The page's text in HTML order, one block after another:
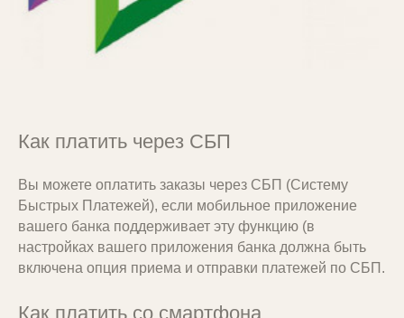
Как платить через СБП
Вы можете оплатить заказы через СБП (Систему
Быстрых Платежей), если мобильное приложение
вашего банка поддерживает эту функцию (в
настройках вашего приложения банка должна быть
включена опция приема и отправки платежей по СБП.
Как платить со смартфона
Принимаем карты VISA,
MasterCard и МИР любого банка
Оплата производится на защищенных
PayKeeper (в кооперации с банком ВТБ).